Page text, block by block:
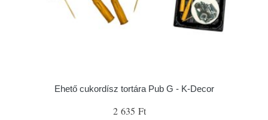
Ehető cukordísz tortára Pub G - K-Decor
2 635 Ft